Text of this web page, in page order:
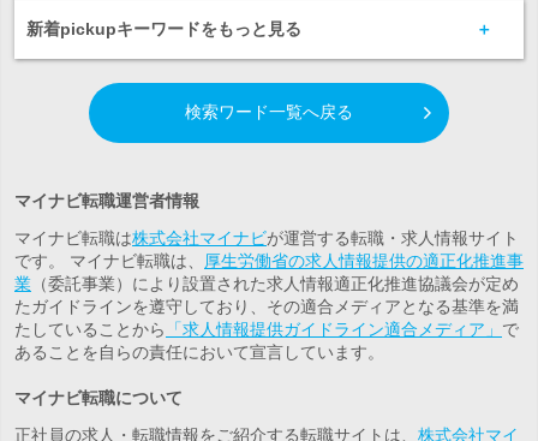
新着pickupキーワードをもっと見る
検索ワード一覧へ戻る
マイナビ転職運営者情報
マイナビ転職は株式会社マイナビが運営する転職・求人情報サイト
です。 マイナビ転職は、
厚生労働省の求人情報提供の適正化推進事
業 （委託事業）により設置された求人情報適正化推進協議会が定め
たガイドラインを遵守しており、その適合メディアとなる基準を満
たしていることから
「求人情報提供ガイドライン適合メディア」 で
あることを自らの責任において宣言しています。
マイナビ転職について
正社員の求人・転職情報をご紹介する転職サイトは、 株式会社マイ